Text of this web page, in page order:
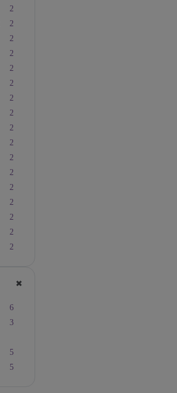
2
2
2
2
2
2
2
2
2
2
2
2
2
2
2
2
2
6
3
5
5